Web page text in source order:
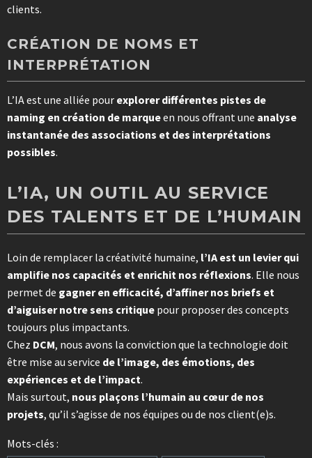
clients.
CRÉATION DE NOMS ET
INTERPRÉTATION
L’IA est une alliée pour explorer différentes pistes de
naming en création de marqueen nous offrant une analyse
instantanée des associations et des interprétations
possibles.
L’IA, UN OUTIL AU SERVICE
DES TALENTS ET DE L’HUMAIN
Loin de remplacer la créativité humaine, l’IA est un levier qui
amplifie nos capacités et enrichit nos réflexions. Elle nous
permet de gagner en efficacité, d’affiner nos briefs et
d’aiguiser notre sens critique pour proposer des concepts
toujours plus impactants.
Chez DCM, nous avons la conviction que la technologie doit
être mise au service de l’image, des émotions, des
expériences et de l’impact.
Mais surtout, nous plaçons l’humain au cœur de nos
projets, qu’il s’agisse de nos équipes ou de nos client(e)s.
Mots-clés :